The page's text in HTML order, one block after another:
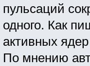
пульсаций
одного. Как
активных
По мнению